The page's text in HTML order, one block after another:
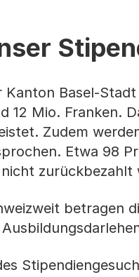
Kanton Basel-
12 Mio. Franken.
Zudem
Etwa 98
zurückbezahlt
betragen